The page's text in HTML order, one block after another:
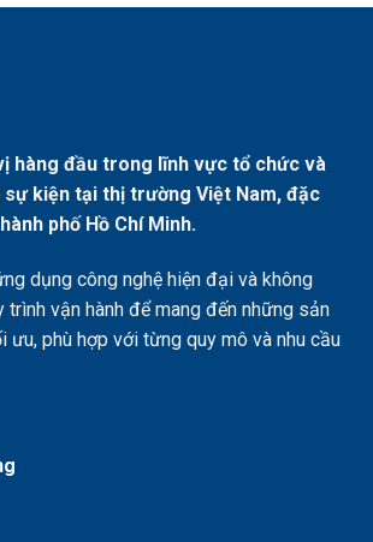
hàng đầu trong lĩnh vực tổ chức và
kiện tại thị trường Việt Nam, đặc
phố Hồ Chí Minh.
dụng công nghệ hiện đại và không
trình vận hành để mang đến những sản
ưu, phù hợp với từng quy mô và nhu cầu